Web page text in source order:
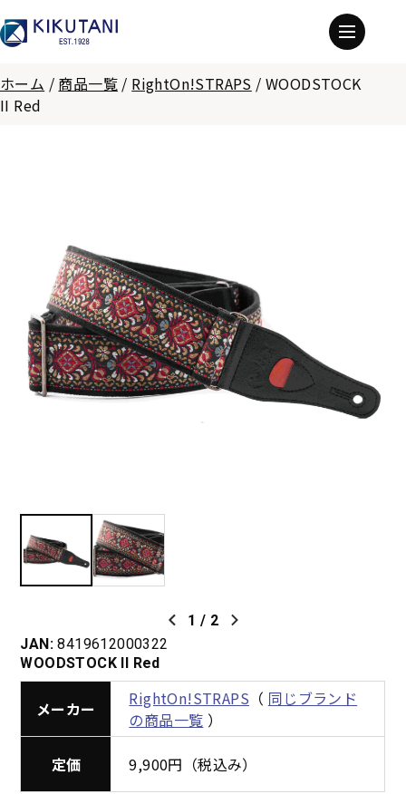
ホーム / 商品一覧 / RightOn!STRAPS /WOODSTOCK
II Red
1 / 2
JAN: 8419612000322
WOODSTOCK II Red
メーカー RightOn!STRAPS （ 同じブランド
の商品一覧 ）
定価 9,900円（税込み）